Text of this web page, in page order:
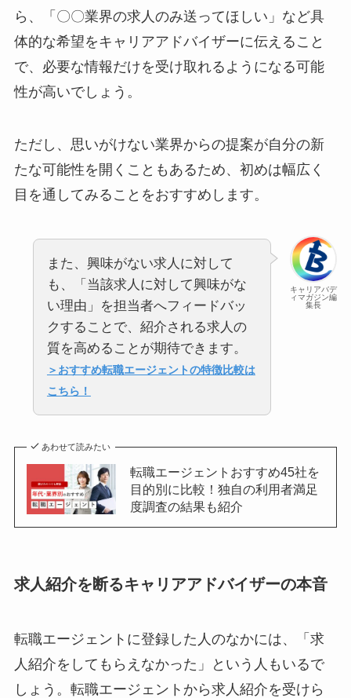
ら、「〇〇業界の求人のみ送ってほしい」など具
体的な希望をキャリアアドバイザーに伝えること
で、必要な情報だけを受け取れるようになる可能
性が高いでしょう。
ただし、思いがけない業界からの提案が自分の新
たな可能性を開くこともあるため、初めは幅広く
目を通してみることをおすすめします。
キャリアバデ
ィマガジン編
集長
また、興味がない求人に対して
も、「当該求人に対して興味がな
い理由」を担当者へフィードバッ
クすることで、紹介される求人の
質を高めることが期待できます。
＞おすすめ転職エージェントの特徴比較は
こちら！
あわせて読みたい
転職エージェントおすすめ45社を
目的別に比較！独自の利用者満足
度調査の結果も紹介
求人紹介を断るキャリアアドバイザーの本音
転職エージェントに登録した人のなかには、「求
人紹介をしてもらえなかった」という人もいるで
しょう。転職エージェントから求人紹介を受けら